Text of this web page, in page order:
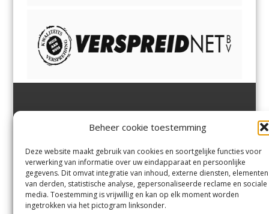
Beheer cookie toestemming
Deze website maakt gebruik van cookies en soortgelijke functies voor
verwerking van informatie over uw eindapparaat en persoonlijke
gegevens. Dit omvat integratie van inhoud, externe diensten, elementen
van derden, statistische analyse, gepersonaliseerde reclame en sociale
media. Toestemming is vrijwillig en kan op elk moment worden
ingetrokken via het pictogram linksonder.
Margadantstraat 34
0255-533900
info@jutter.nlofinfo@hofgee
st.nl
Velserbroek,Velsen-Zuid,
Zuid,Driehuisen
Spaarnwoude.
Contact